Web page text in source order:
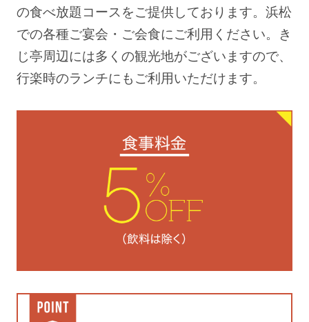
の食べ放題コースをご提供しております。浜松
での各種ご宴会・ご会食にご利用ください。き
じ亭周辺には多くの観光地がございますので、
行楽時のランチにもご利用いただけます。